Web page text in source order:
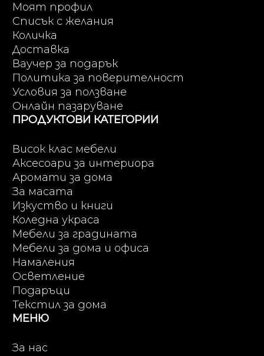
Моят профил
Списък с желания
Количка
Доставка
Ваучер за подарък
Политика за поверителност
Условия за ползване
Онлайн пазаруване
ПРОДУКТОВИ КАТЕГОРИИ
Висок клас мебели
Аксесоари за интериора
Аромати за дома
За масата
Изкуство и книги
Коледна украса
Мебели за градината
Мебели за дома и офиса
Намаления
Осветление
Подаръци
Текстил за дома
МЕНЮ
За нас